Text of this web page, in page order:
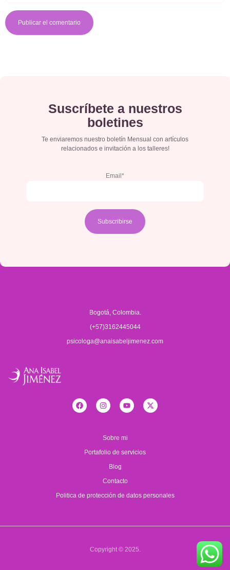
Suscríbete a nuestros
boletines
Te enviaremos nuestro boletín Mensual con artículos
relacionados e invitación a los talleres!
Email*
Bogotá, Colombia.
(+57)3162445044
psicologa@anaisabeljimenez.com
Sobre mi
Portafolio de servicios
Blog
Contacto
Politica de protección de datos personales
Copyright © 2025.